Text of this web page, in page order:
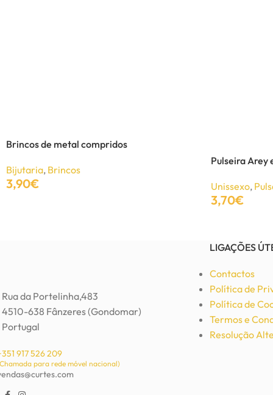
Adicionar
Brincos de metal compridos
Bijutaria, Brincos
3,90€
Pulseira Arey
Unissexo,
3,70€
Rua da Portelinha,483
4510-638 Fânzeres (Gondomar)
Portugal
917 526 209
para rede móvel nacional)
LIGAÇÕES
Contactos
Política de
Política de
Termos e
Resolução